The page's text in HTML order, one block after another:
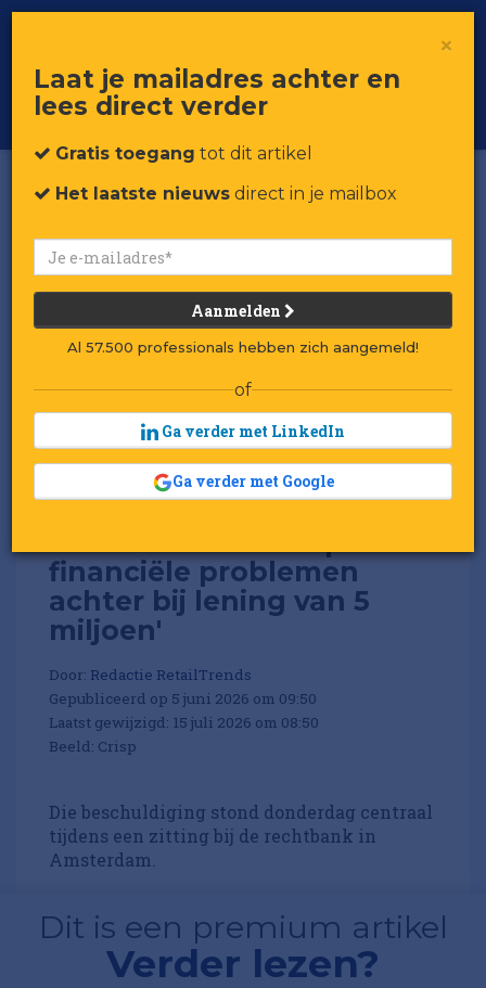
Voor professionals in retail & brands
Toggle
financiële problemen
achter bij lening van 5
miljoen'
Door: Redactie RetailTrends
Gepubliceerd op 5 juni 2026 om 09:50
Laatst gewijzigd: 15 juli 2026 om 08:50
Beeld: Crisp
Die beschuldiging stond donderdag centraal
tijdens een zitting bij de rechtbank in
Amsterdam.
Dit is een premium artikel
Verder lezen?
×
Laat je mailadres achter en
lees direct verder
Gratis toegang tot dit artikel
Het laatste nieuws direct in je mailbox
Aanmelden
Al 57.500 professionals hebben zich aangemeld!
of
Ga verder met LinkedIn
Ga verder met Google